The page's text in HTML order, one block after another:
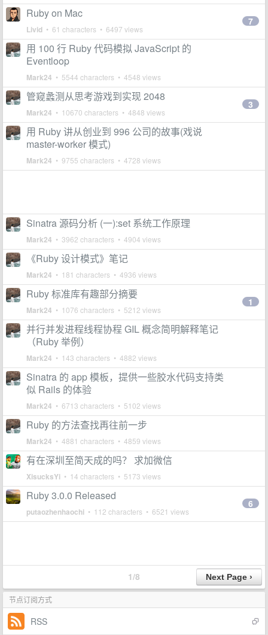
Ruby on Mac
Livid • 61 characters • 6497 views
7
用 100 行 Ruby 代码模拟 JavaScript 的
Eventloop
Mark24 • 5544 characters • 4548 views
管窥蠡测从思考游戏到实现 2048
Mark24 • 10670 characters • 4848 views
3
用 Ruby 讲从创业到 996 公司的故事(戏说
master-worker 模式)
Mark24 • 9755 characters • 4728 views
Sinatra 源码分析 (一):set 系统工作原理
Mark24 • 3962 characters • 4904 views
《Ruby 设计模式》笔记
Mark24 • 181 characters • 4936 views
Ruby 标准库有趣部分摘要
Mark24 • 1076 characters • 5212 views
1
并行并发进程线程协程 GIL 概念简明解释笔记
（Ruby 举例）
Mark24 • 143 characters • 4882 views
Sinatra 的 app 模板，提供一些胶水代码支持类
似 Rails 的体验
Mark24 • 6713 characters • 5102 views
Ruby 的方法查找再往前一步
Mark24 • 4881 characters • 4859 views
有在深圳至简天成的吗？ 求加微信
XisucksYi • 14 characters • 5173 views
Ruby 3.0.0 Released
putaozhenhaochi • 112 characters • 6521 views
6
1/8
节点订阅方式
RSS